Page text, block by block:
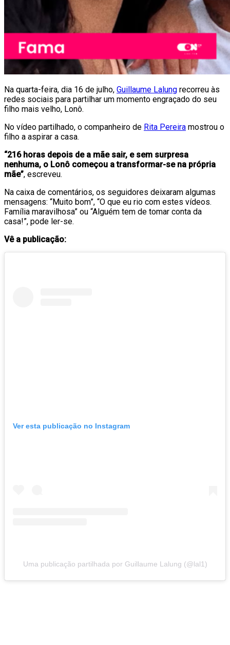
Na quarta-feira, dia 16 de julho, Guillaume Lalung recorreu às
redes sociais para partilhar um momento engraçado do seu
filho mais velho, Lonô.
No vídeo partilhado, o companheiro de Rita Pereira mostrou o
filho a aspirar a casa.
“216 horas depois de a mãe sair, e sem surpresa
nenhuma, o Lonô começou a transformar-se na própria
mãe”, escreveu.
Na caixa de comentários, os seguidores deixaram algumas
mensagens: “Muito bom”, “O que eu rio com estes vídeos.
Família maravilhosa” ou “Alguém tem de tomar conta da
casa!”, pode ler-se.
Vê a publicação:
Ver esta publicação no Instagram
Uma publicação partilhada por Guillaume Lalung (@lal1)